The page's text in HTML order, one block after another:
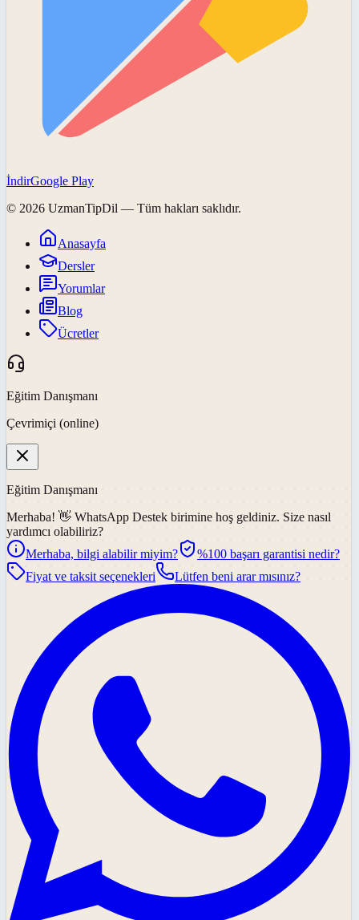
İndirGoogle Play
© 2026 UzmanTipDil — Tüm hakları saklıdır.
Anasayfa
Dersler
Yorumlar
Blog
Ücretler
Eğitim Danışmanı
Çevrimiçi (online)
Eğitim Danışmanı
Merhaba! 👋 WhatsApp Destek birimine hoş geldiniz. Size nasıl
yardımcı olabiliriz?
Merhaba, bilgi alabilir miyim?
%100 başarı garantisi nedir?
Fiyat ve taksit seçenekleri
Lütfen beni arar mısınız?